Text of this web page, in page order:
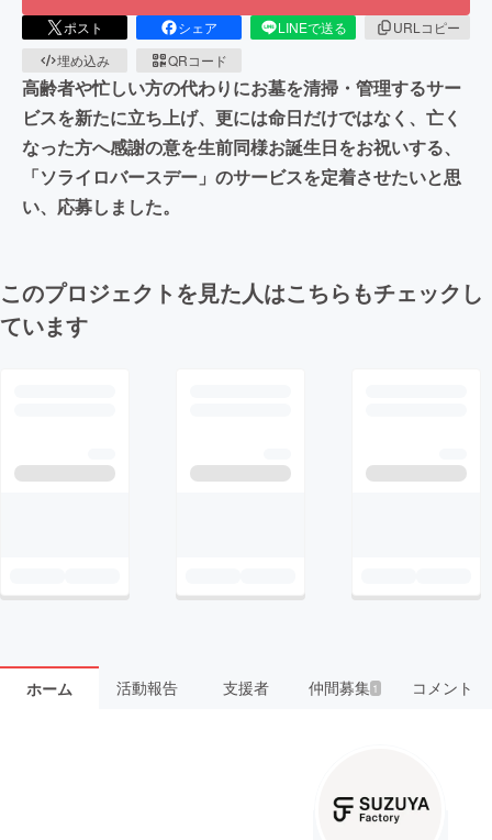
ポスト シェア LINEで送る
URLコピー
埋め込み
QRコード
高齢者や忙しい方の代わりにお墓を清掃・管理するサー
ビスを新たに立ち上げ、更には命日だけではなく、亡く
なった方へ感謝の意を生前同様お誕生日をお祝いする、
「ソライロバースデー」のサービスを定着させたいと思
い、応募しました。
このプロジェクトを見た人はこちらもチェックし
ています
ホーム 活動報告 支援者 仲間募集 1 コメント